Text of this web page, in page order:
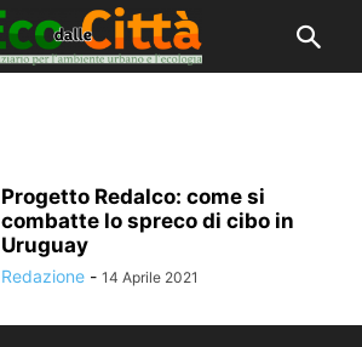
Progetto Redalco: come si
combatte lo spreco di cibo in
Uruguay
Redazione - 14 Aprile 2021